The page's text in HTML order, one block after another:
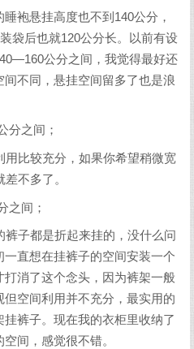
袍悬挂高度也不到140公分，
袋后也就120公分长。以前有设
公分之间，我觉得最好还
不同，悬挂空间留多了也是浪
分之间；
用比较充分，如果你希望稍微宽
不多了。
之间；
子都是折起来挂的，没什么问
直想在挂裤子的空间安装一个
消了这个念头，因为裤架一般
空间利用并不充分，最实用的
裤子。现在我的衣柜里收纳了
间，感觉很不错。